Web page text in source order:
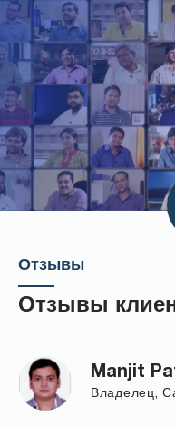
Отзывы
Отзывы
Manjit
Владелец,